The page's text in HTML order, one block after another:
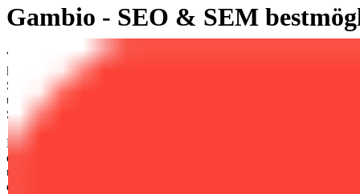
Gambio - SEO & SEM
Wer mit einem Gambio-Shop im Internet erfolgreich sein
kostengünstig und idealerweise ohne hohen Aufwand durch
Suchergebnissen ist entscheidend für den langfristigen Erfolg.
um die besten Positionen bei Google und anderen
Sichtbarkeit und Reichweite deutlich steigern – ganz ohne laufende
Heute gelangen über 95 % der Besucher von Online-Shops über
den vorderen Plätzen erscheint – idealerweise unter den ersten
und Nutzer von Gambio sind hier im Vorteil: Das System ist
diese Potenziale gezielt ausbauen – für maximale Sichtbarkeit,